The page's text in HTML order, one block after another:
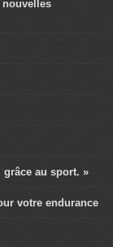
nouvelles
grâce au sport. »
votre endurance